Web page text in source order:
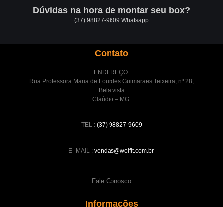
Dúvidas na hora de montar seu box?
(37) 98827-9609 Whatsapp
Contato
ENDEREÇO:
Rua Professora Maria de Lourdes Guimaraes Teixeira, nº 28,
Bela vista
Claúdio – MG
TEL : (37) 98827-9609
E- MAIL : vendas@wolfit.com.br
Fale Conosco
Informações